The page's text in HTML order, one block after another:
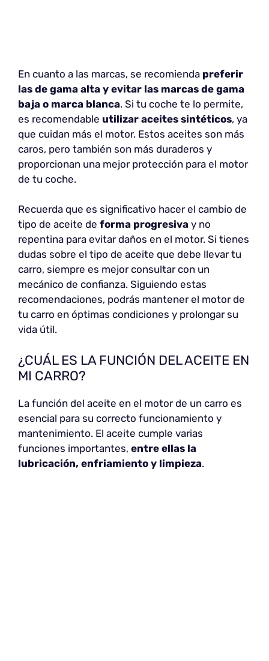
En cuanto a las marcas, se recomienda preferir
las de gama alta y evitar las marcas de gama
baja o marca blanca. Si tu coche te lo permite,
es recomendable utilizar aceites sintéticos, ya
que cuidan más el motor. Estos aceites son más
caros, pero también son más duraderos y
proporcionan una mejor protección para el motor
de tu coche.
Recuerda que es significativo hacer el cambio de
tipo de aceite de forma progresiva y no
repentina para evitar daños en el motor. Si tienes
dudas sobre el tipo de aceite que debe llevar tu
carro, siempre es mejor consultar con un
mecánico de confianza. Siguiendo estas
recomendaciones, podrás mantener el motor de
tu carro en óptimas condiciones y prolongar su
vida útil.
¿CUÁL ES LA FUNCIÓN DEL ACEITE EN
MI CARRO?
La función del aceite en el motor de un carro es
esencial para su correcto funcionamiento y
mantenimiento. El aceite cumple varias
funciones importantes, entre ellas la
lubricación, enfriamiento y limpieza.